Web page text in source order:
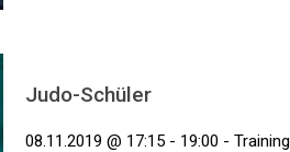
Judo-Schüler
08.11.2019 @ 17:15 - 19:00 - Training